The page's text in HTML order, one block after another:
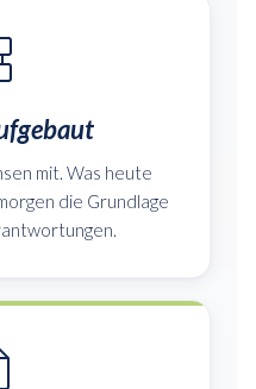
mit. Was heute
die Grundlage